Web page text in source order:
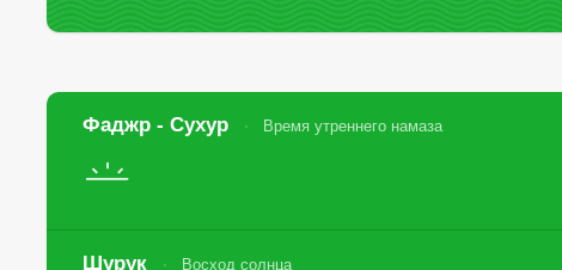
Фаджр - Сухур Время утреннего намаза
Шурук Восход солнца